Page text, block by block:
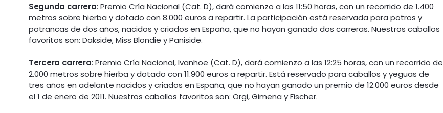
Segunda carrera: Premio Cría Nacional (Cat. D), dará comienzo a las 11:50 horas, con un recorrido de 1.400
metros sobre hierba y dotado con 8.000 euros a repartir. La participación está reservada para potros y
potrancas de dos años, nacidos y criados en España, que no hayan ganado dos carreras. Nuestros caballos
favoritos son: Dakside, Miss Blondie y Paniside.
Tercera carrera: Premio Cría Nacional, Ivanhoe (Cat. D), dará comienzo a las 12:25 horas, con un recorrido de
2.000 metros sobre hierba y dotado con 11.900 euros a repartir. Está reservado para caballos y yeguas de
tres años en adelante nacidos y criados en España, que no hayan ganado un premio de 12.000 euros desde
el 1 de enero de 2011. Nuestros caballos favoritos son: Orgi, Gimena y Fischer.